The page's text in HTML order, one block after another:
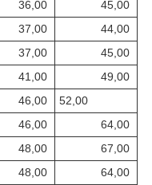
36,00
45,00
37,00
44,00
37,00
45,00
41,00
49,00
46,00
52,00
46,00
64,00
48,00
67,00
48,00
64,00